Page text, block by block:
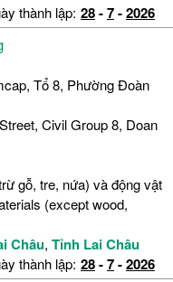
thành lập: 28-7-2026
Tổ 8, Phường Đoàn
Civil Group 8, Doan
gỗ, tre, nứa) và động vật
(except wood,
Châu, Tỉnh Lai Châu
thành lập: 28-7-2026